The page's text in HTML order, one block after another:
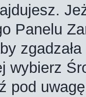
Panelu
wybierz
pod